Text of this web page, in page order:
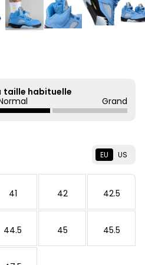
taille habituelle
Grand
EU US
41 42 42.5
44.5 45 45.5